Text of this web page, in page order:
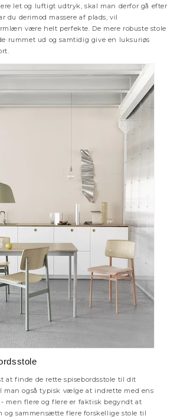
let og luftigt udtryk, skal man derfor gå efter
du derimod massere af plads, vil
være helt perfekte. De mere robuste stole
rummet ud og samtidig give en luksuriøs
at finde de rette spisebordsstole til dit
man også typisk vælge at indrette med ens
men flere og flere er faktisk begyndt at
og sammensætte flere forskellige stole til